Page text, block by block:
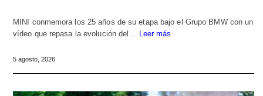
MINI conmemora los 25 años de su etapa bajo el Grupo BMW con un
vídeo que repasa la evolución del…
Leer más
5 agosto, 2026